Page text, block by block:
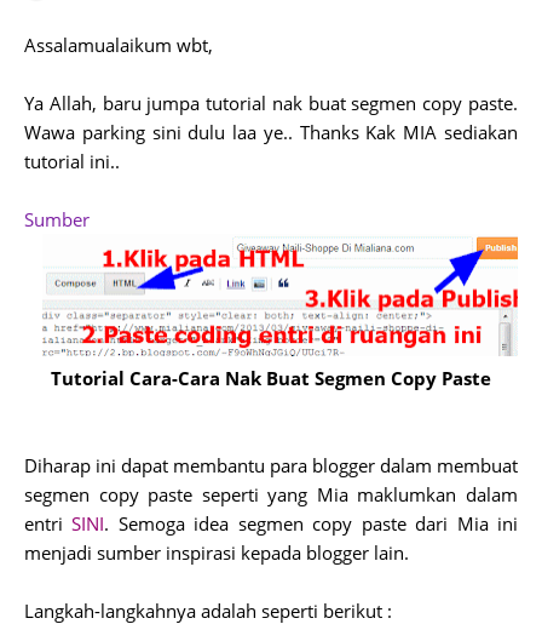
Assalamualaikum wbt,
Ya Allah, baru jumpa tutorial nak buat segmen copy paste.
Wawa parking sini dulu laa ye.. Thanks Kak MIA sediakan
tutorial ini..
Sumber
Tutorial Cara-Cara Nak Buat Segmen Copy Paste
Diharap ini dapat membantu para blogger dalam membuat
segmen copy paste seperti yang Mia maklumkan dalam
entriSINI. Semoga idea segmen copy paste dari Mia ini
menjadi sumber inspirasi kepada blogger lain.
Langkah-langkahnya adalah seperti berikut :